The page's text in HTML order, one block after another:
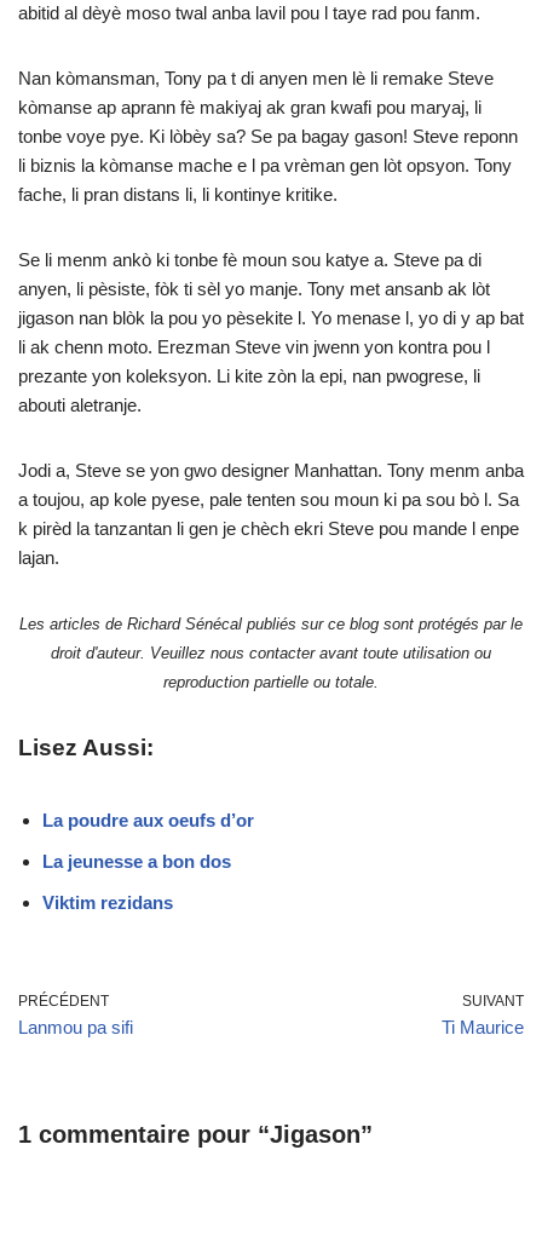
abitid al dèyè moso twal anba lavil pou l taye rad pou fanm.
Nan kòmansman, Tony pa t di anyen men lè li remake Steve
kòmanse ap aprann fè makiyaj ak gran kwafi pou maryaj, li
tonbe voye pye. Ki lòbèy sa? Se pa bagay gason! Steve reponn
li biznis la kòmanse mache e l pa vrèman gen lòt opsyon. Tony
fache, li pran distans li, li kontinye kritike.
Se li menm ankò ki tonbe fè moun sou katye a. Steve pa di
anyen, li pèsiste, fòk ti sèl yo manje. Tony met ansanb ak lòt
jigason nan blòk la pou yo pèsekite l. Yo menase l, yo di y ap bat
li ak chenn moto. Erezman Steve vin jwenn yon kontra pou l
prezante yon koleksyon. Li kite zòn la epi, nan pwogrese, li
abouti aletranje.
Jodi a, Steve se yon gwo designer Manhattan. Tony menm anba
a toujou, ap kole pyese, pale tenten sou moun ki pa sou bò l. Sa
k pirèd la tanzantan li gen je chèch ekri Steve pou mande l enpe
lajan.
Les articles de Richard Sénécal publiés sur ce blog sont protégés par le
droit d'auteur. Veuillez nous contacter avant toute utilisation ou
reproduction partielle ou totale.
Lisez Aussi:
La poudre aux oeufs d’or
La jeunesse a bon dos
Viktim rezidans
PRÉCÉDENT
Lanmou pa sifi
SUIVANT
Ti Maurice
1 commentaire pour “Jigason”